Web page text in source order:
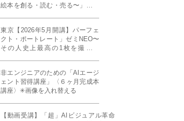
絵本を創る・読む・売る〜」イン
20名限定》
東京【2026年5月開講】パーフェ
クト・ポートレート」ゼミNEO〜
その人史上最高の1枚を撮る！
催）」《初参加大歓迎／12名限
定》
非エンジニアのための「AIエージ
ェント習得講座」〈６ヶ月完成本
講座〉✳︎画像を入れ替える
【動画受講】「超」AIビジュアル革命